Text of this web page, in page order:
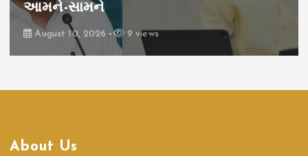
આમને-સામને
August 10, 2026 9 views
About Us